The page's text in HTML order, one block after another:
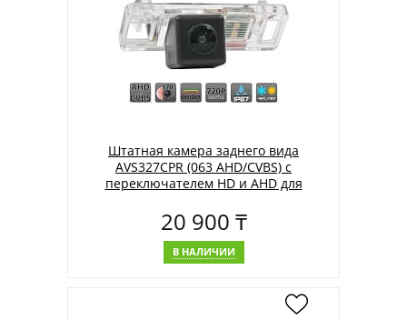
Штатная камера заднего вида
AVS327CPR (063 AHD/CVBS) с
переключателем HD и AHD для
NISSAN/ PEUGEOT/ RENAULT/ SMART/
GEELY
20 900 ₸
В НАЛИЧИИ